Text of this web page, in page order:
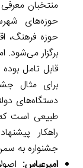
حوزه‌های
حوزه فرهنگ،
برگزار می‌شود.
قابل تامل
برای مثال
دستگاه‌های
طبیعی است
راهکار
جشنواره به
امیرعباس: